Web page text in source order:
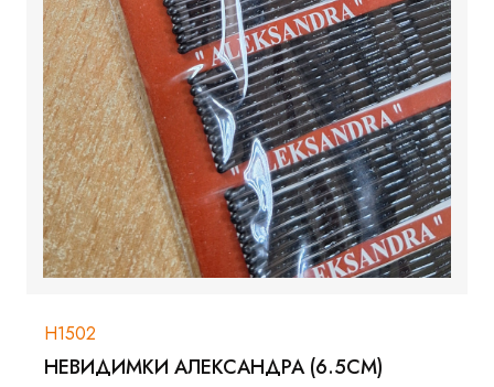
Н1502
НЕВИДИМКИ АЛЕКСАНДРА (6.5СМ)